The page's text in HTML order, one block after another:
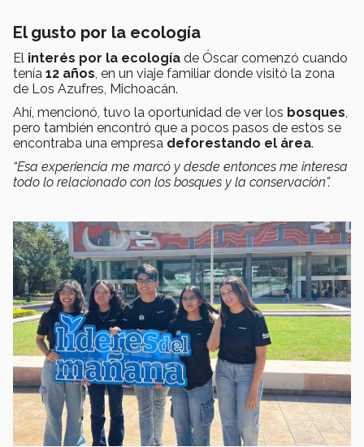
El gusto por la ecología
El interés por la ecología de Óscar comenzó cuando
tenía 12 años, en un viaje familiar donde visitó la zona
de Los Azufres, Michoacán.
Ahí, mencionó, tuvo la oportunidad de ver los bosques,
pero también encontró que a pocos pasos de estos se
encontraba una empresa deforestando el área.
“Esa experiencia me marcó y desde entonces me interesa
todo lo relacionado con los bosques y la conservación”.